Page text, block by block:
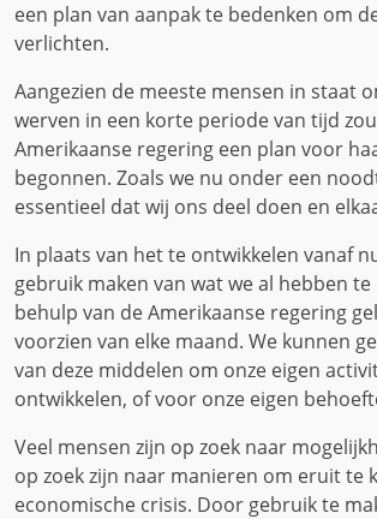
een ​​plan van aanpak te bedenken om
verlichten.
Aangezien de meeste mensen in staat
werven in een korte periode van tijd
Amerikaanse regering een plan voor
begonnen. Zoals we nu onder een
essentieel dat wij ons deel doen en
In plaats van het te ontwikkelen vanaf
gebruik maken van wat we al hebben
behulp van de Amerikaanse regering
voorzien van elke maand. We kunnen
van deze middelen om onze eigen
ontwikkelen, of voor onze eigen
Veel mensen zijn op zoek naar
op zoek zijn naar manieren om eruit te
economische crisis. Door gebruik te